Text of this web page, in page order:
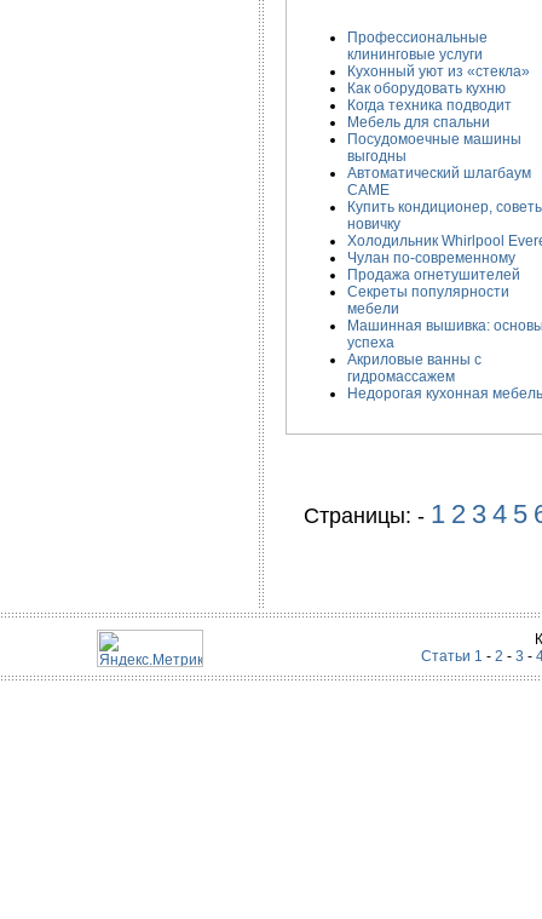
Профессиональные
клининговые услуги
Кухонный уют из «стекла»
Как оборудовать кухню
Когда техника подводит
Мебель для спальни
Посудомоечные машины
выгодны
Автоматический шлагбаум
CAME
Купить кондиционер,
новичку
Холодильник Whirlpool
Чулан по-современному
Продажа огнетушителей
Секреты популярности
мебели
Машинная вышивка:
успеха
Акриловые ванны с
гидромассажем
Недорогая кухонная мебель
Страницы: - 1 2 3 4 5
Статьи 1 - 2 - 3 -